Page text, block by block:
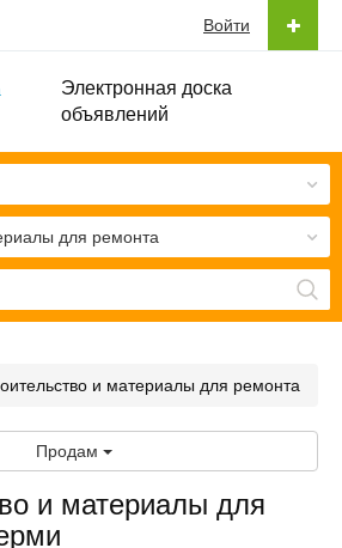
Электронная доска
объявлений
Войти
для ремонта
и материалы для ремонта
Продам
и материалы для